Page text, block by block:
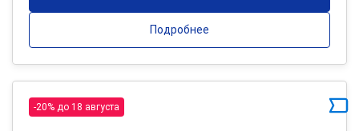
Подробнее
-20% до 18 августа